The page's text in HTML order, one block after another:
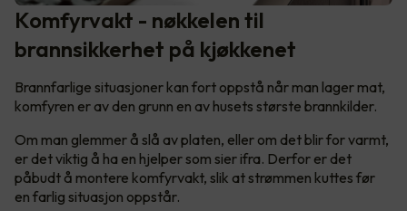
Komfyrvakt - nøkkelen til
brannsikkerhet på kjøkkenet
Brannfarlige situasjoner kan fort oppstå når man lager mat,
komfyren er av den grunn en av husets største brannkilder.
Om man glemmer å slå av platen, eller om det blir for varmt,
er det viktig å ha en hjelper som sier ifra. Derfor er det
påbudt å montere komfyrvakt, slik at strømmen kuttes før
en farlig situasjon oppstår.